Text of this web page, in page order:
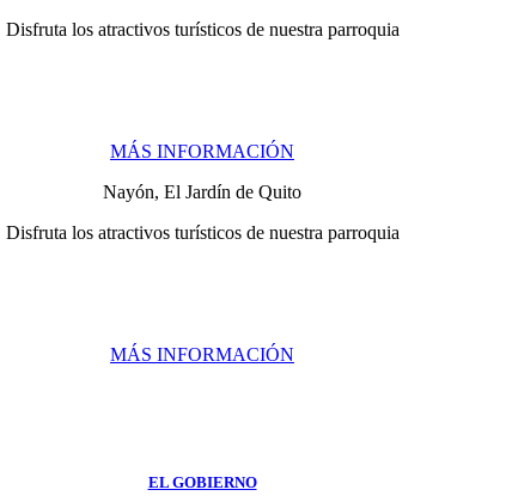
Disfruta los atractivos turísticos de nuestra parroquia
MÁS INFORMACIÓN
Nayón, El Jardín de Quito
Disfruta los atractivos turísticos de nuestra parroquia
MÁS INFORMACIÓN
EL GOBIERNO